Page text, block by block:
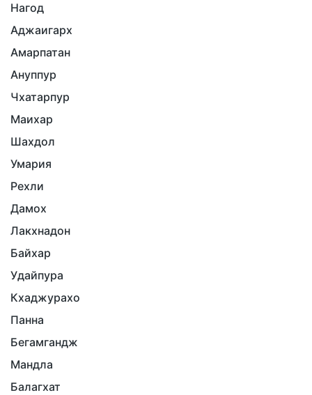
Нагод
Аджаигарх
Амарпатан
Ануппур
Чхатарпур
Маихар
Шахдол
Умария
Рехли
Дамох
Лакхнадон
Байхар
Удайпура
Кхаджурахо
Панна
Бегамгандж
Мандла
Балагхат